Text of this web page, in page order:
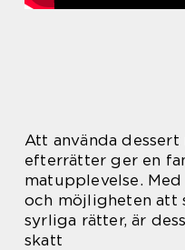
Att använda
efterrätter ger en
matupplevelse.
och möjligheten att
syrliga rätter, är
skatt